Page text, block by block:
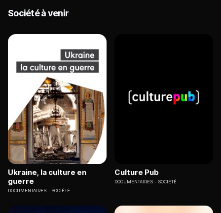
Société à venir
Ukraine, la culture en
guerre
DOCUMENTAIRES SOCIÉTÉ
Culture Pub
DOCUMENTAIRES SOCIÉTÉ